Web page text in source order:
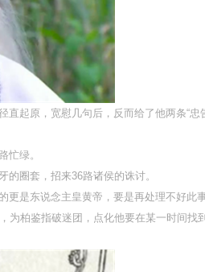
起原，宽慰几句后，反而给了他两条“忠
忙绿。
圈套，招来36路诸侯的诛讨。
是东说念主皇黄帝，要是再处理不好此
柏鉴指破迷团，点化他要在某一时间找